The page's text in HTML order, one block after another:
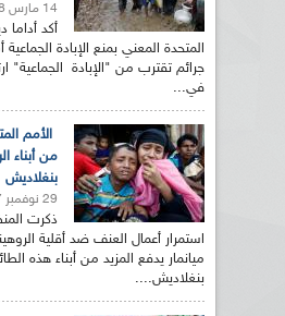
14 مارس 2018
أكد أداما
المتحدة المعني بمنع الإبادة
جرائم تقترب من "الإبادة الجماعية"
في...
الأمم
من أبناء
بنغلاديش
29 نوفمبر 2017
ذكرت
استمرار أعمال العنف ضد أقلية
ميانمار يدفع المزيد من أبناء هذه
بنغلاديش....